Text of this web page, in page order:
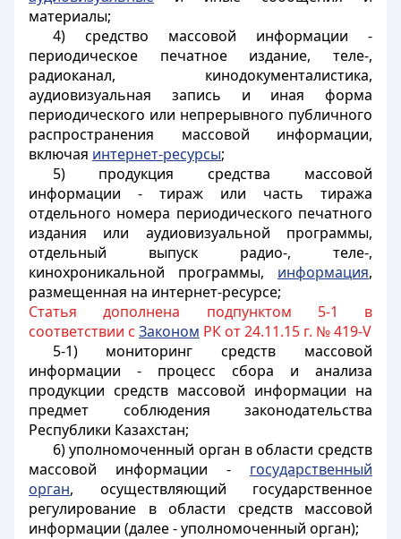
материалы;
4) средство массовой информации -
периодическое печатное издание, теле-,
радиоканал, кинодокументалистика,
аудиовизуальная запись и иная форма
периодического или непрерывного публичного
распространения массовой информации,
включая интернет-ресурсы;
5) продукция средства массовой
информации - тираж или часть тиража
отдельного номера периодического печатного
издания или аудиовизуальной программы,
отдельный выпуск радио-, теле-,
кинохроникальной программы, информация,
размещенная на интернет-ресурсе;
Статья дополнена подпунктом 5-1 в
соответствии с Законом РК от 24.11.15 г. № 419-V
5-1) мониторинг средств массовой
информации - процесс сбора и анализа
продукции средств массовой информации на
предмет соблюдения законодательства
Республики Казахстан;
6) уполномоченный орган в области средств
массовой информации - государственный
орган, осуществляющий государственное
регулирование в области средств массовой
информации (далее - уполномоченный орган);